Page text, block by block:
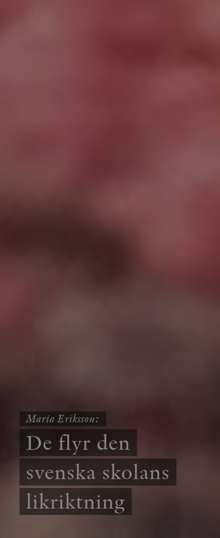
Maria Eriksson:
De flyr den
svenska skolans
likriktning